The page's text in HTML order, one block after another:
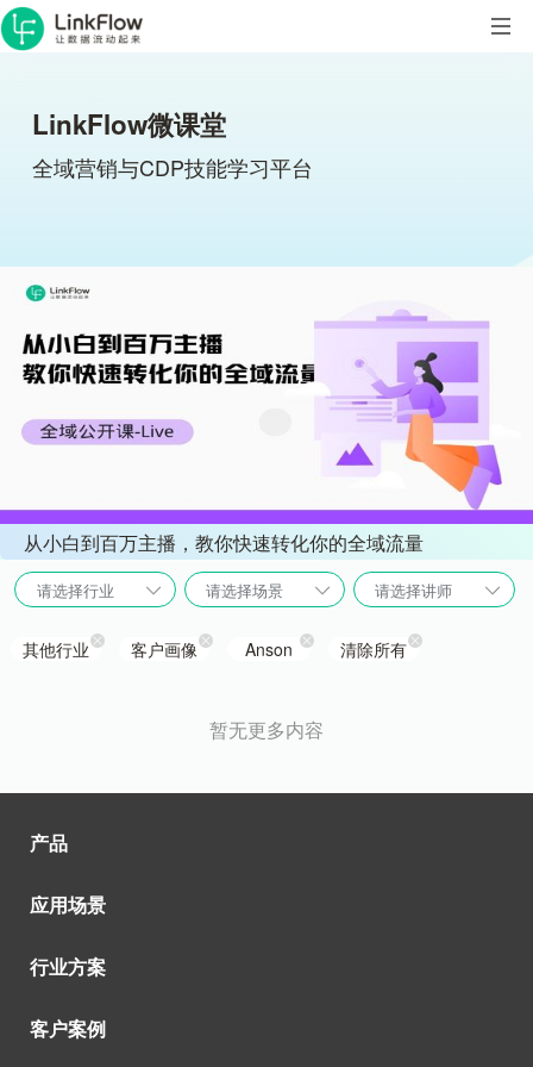
LinkFlow微课堂
全域营销与CDP技能学习平台
从小白到百万主播，教你快速转化你的全域流量
请选择行业 请选择场景 请选择讲师
其他行业 客户画像 Anson 清除所有
暂无更多内容
产品
应用场景
行业方案
客户案例